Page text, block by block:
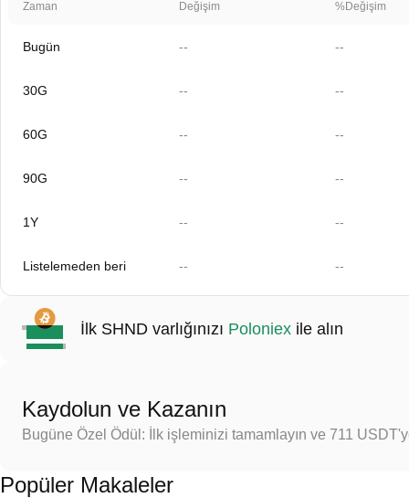
Zaman Değişim %Değişim
Bugün -- --
30G -- --
60G -- --
90G -- --
1Y -- --
Listelemeden beri -- --
İlk SHND varlığınızı Poloniex ile alın
Kaydolun ve Kazanın
Bugüne Özel Ödül: İlk işleminizi tamamlayın ve 711
Popüler Makaleler